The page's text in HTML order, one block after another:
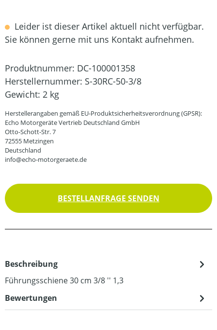
Leider ist dieser Artikel aktuell nicht verfügbar.
Sie können gerne mit uns Kontakt aufnehmen.
Produktnummer: DC-100001358
Herstellernummer: S-30RC-50-3/8
Gewicht: 2 kg
Herstellerangaben gemäß EU-Produktsicherheitsverordnung (GPSR):
Echo Motorgeräte Vertrieb Deutschland GmbH
Otto-Schott-Str. 7
72555 Metzingen
Deutschland
info@echo-motorgeraete.de
BESTELLANFRAGE SENDEN
Beschreibung
Führungsschiene 30 cm 3/8 '' 1,3
Bewertungen